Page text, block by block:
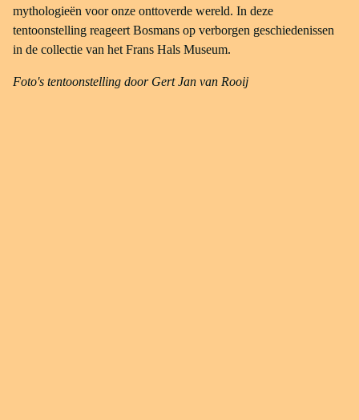
mythologieën voor onze onttoverde wereld. In deze
tentoonstelling reageert Bosmans op verborgen geschiedenissen
in de collectie van het Frans Hals Museum.
Foto's tentoonstelling door Gert Jan van Rooij